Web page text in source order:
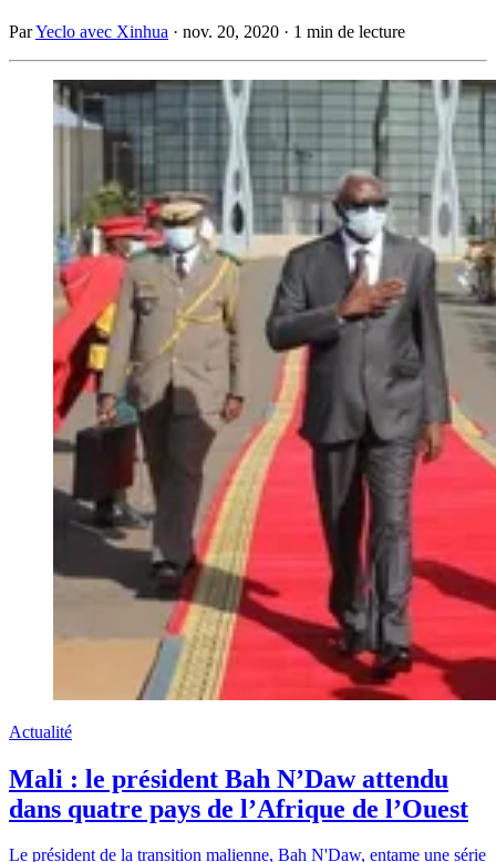
ParYeclo avec Xinhua · nov. 20, 2020 · 1 min de lecture
Actualité
Mali : le président Bah N’Daw attendu
dans quatre pays de l’Afrique de l’Ouest
Le président de la transition malienne, Bah N'Daw, entame une série